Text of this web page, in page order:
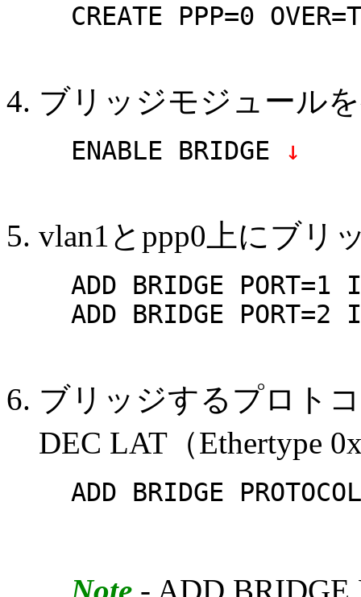
CREATE PPP=0
ブリッジモジュール
ENABLE BRIDGE ↓
vlan1とppp0上にブリ
ADD BRIDGE PORT=1
ADD BRIDGE PORT=2
ブリッジするプロト
DEC LAT（Ethertype
ADD BRIDGE
Note - ADD